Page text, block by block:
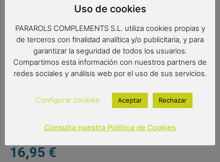
Paraguas transparente en forma de cúpula con un original
diseño de corazones . Un práctico paraguas con apertura
manual.
Complemento de moda
Color del producto: transparente con corazones
multicolor
Medidas: 84 cm de largo
Tipo de apertura: manual
16,95 €
Uso de cookies
PARAROLS COMPLEMENTS S.L. utiliza cookies propias y
de terceros con finalidad analítica y/o publicitaria, y para
garantizar la seguridad de todos los usuarios.
Compartimos esta información con nuestros partners de
redes sociales y análisis web por el uso de sus servicios.
Configurar cookies Aceptar Rechazar
Consulta nuestra Política de Cookies